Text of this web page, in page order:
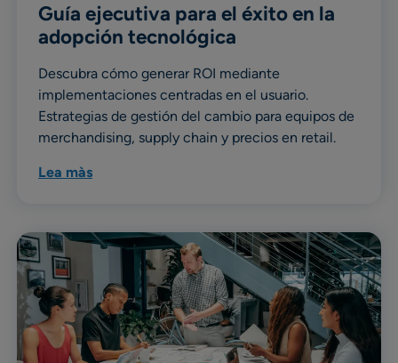
Guía ejecutiva para el éxito en la
adopción tecnológica
Descubra cómo generar ROI mediante
implementaciones centradas en el usuario.
Estrategias de gestión del cambio para equipos de
merchandising, supply chain y precios en retail.
Lea màs